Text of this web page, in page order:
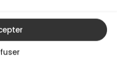
Découper une volaille
entière comme un
chef, ça s’apprend !
Vivien Durand vous